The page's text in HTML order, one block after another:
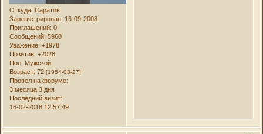
Откуда: Саратов
Зарегистрирован: 16-09-2008
Приглашений: 0
Сообщений: 5960
Уважение: +1978
Позитив: +2028
Пол: Мужской
Возраст: 72[1954-03-27]
Провел на форуме:
3 месяца 3 дня
Последний визит:
16-02-2018 12:57:49